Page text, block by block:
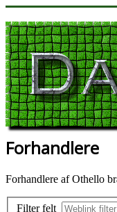
Forhandlere
Forhandlere af Othello
Filter felt